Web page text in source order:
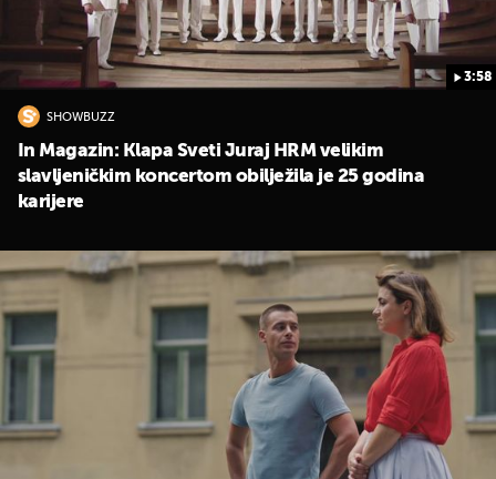
3:58
SHOWBUZZ
In Magazin: Klapa Sveti Juraj HRM velikim
slavljeničkim koncertom obilježila je 25 godina
karijere